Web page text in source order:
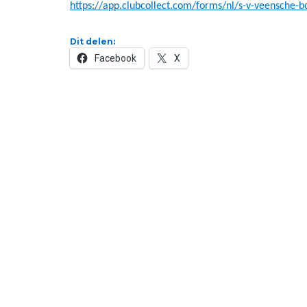
https://app.clubcollect.com/forms/nl/s-v-veensche-
Dit delen:
Facebook X